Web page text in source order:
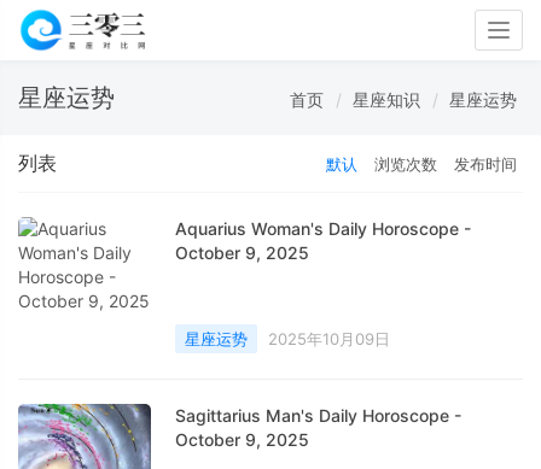
星座运势 首页 星座知识 星座运势
列表 默认 浏览次数 发布时间
Aquarius Woman's Daily Horoscope -
October 9, 2025
星座运势 2025年10月09日
Sagittarius Man's Daily Horoscope -
October 9, 2025